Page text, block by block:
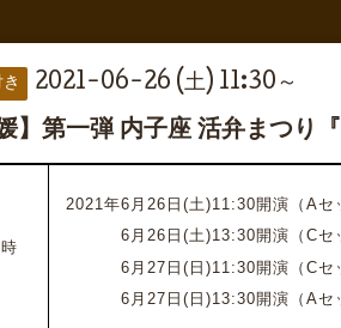
2021-06-26 (土) 11:30～
媛】第一弾 内子座 活弁まつり
2021年6月26日(土)11:30開演（Aセ
6月26日(土)13:30開演（Cセ
6月27日(日)11:30開演（Cセ
6月27日(日)13:30開演（Aセ